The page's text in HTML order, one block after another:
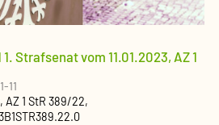
Strafsenat vom 11.01.2023, AZ 1
11
, AZ1 StR 389/22,